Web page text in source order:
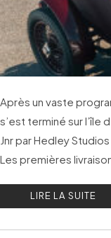
Après un vaste
s’est terminé sur l’île
Jnr par Hedley
Les premières
LIRE LA SUITE